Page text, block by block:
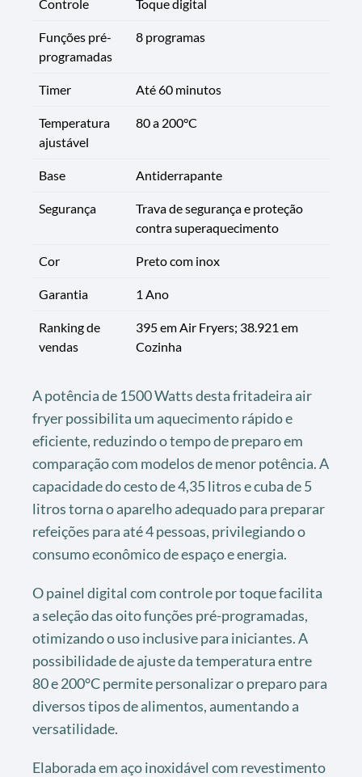
Controle Toque digital
Funções pré-
programadas
8 programas
Timer Até 60 minutos
Temperatura
ajustável
80 a 200°C
Base Antiderrapante
Segurança
Trava de segurança e proteção
contra superaquecimento
Cor Preto com inox
Garantia 1 Ano
Ranking de
vendas
395 em Air Fryers; 38.921 em
Cozinha
A potência de 1500 Watts desta fritadeira air
fryer possibilita um aquecimento rápido e
eficiente, reduzindo o tempo de preparo em
comparação com modelos de menor potência. A
capacidade do cesto de 4,35 litros e cuba de 5
litros torna o aparelho adequado para preparar
refeições para até 4 pessoas, privilegiando o
consumo econômico de espaço e energia.
O painel digital com controle por toque facilita
a seleção das oito funções pré-programadas,
otimizando o uso inclusive para iniciantes. A
possibilidade de ajuste da temperatura entre
80 e 200°C permite personalizar o preparo para
diversos tipos de alimentos, aumentando a
versatilidade.
Elaborada em aço inoxidável com revestimento